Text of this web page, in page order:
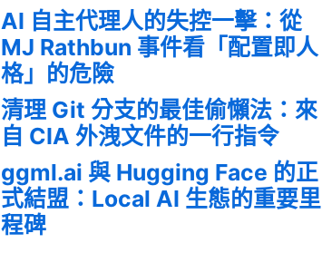
AI 自主代理人的失控一擊：從
MJ Rathbun 事件看「配置即人
格」的危險
清理 Git 分支的最佳偷懶法：來
自 CIA 外洩文件的一行指令
ggml.ai 與 Hugging Face 的正
式結盟：Local AI 生態的重要里
程碑